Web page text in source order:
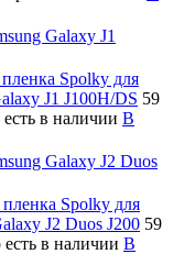
Galaxy J1
Spolky для
J1 J100H/DS 59
в наличии В
Galaxy J2 Duos
пленка Spolky для
J2 Duos J200 59
есть в наличии В